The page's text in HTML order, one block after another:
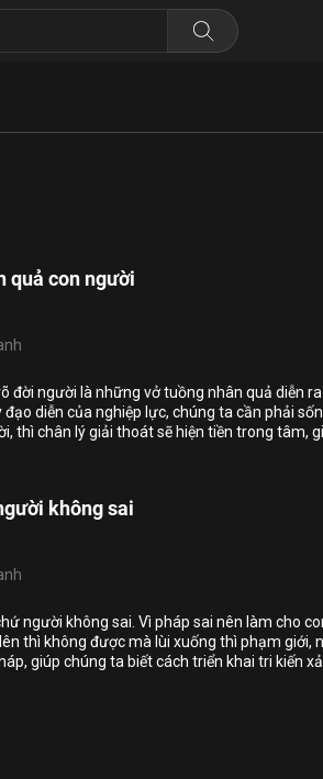
quả con người
đời người là những vở tuồng nhân quả diễn
diễn của nghiệp lực, chúng ta cần phải
thì chân lý giải thoát sẽ hiện tiền trong tâm,
không sai
người không sai. Vì pháp sai nên làm cho
thì không được mà lùi xuống thì phạm giới,
giúp chúng ta biết cách triển khai tri kiến